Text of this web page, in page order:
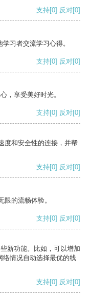
支持[0] 反对[0]
习者交流学习心得。
支持[0] 反对[0]
，享受美好时光。
支持[0] 反对[0]
度和安全性的连接，并帮
支持[0] 反对[0]
的流畅体验。
支持[0] 反对[0]
新功能。比如，可以增加
络情况自动选择最优的线
支持[0] 反对[0]